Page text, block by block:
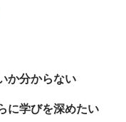
か分からない
に学びを深めたい